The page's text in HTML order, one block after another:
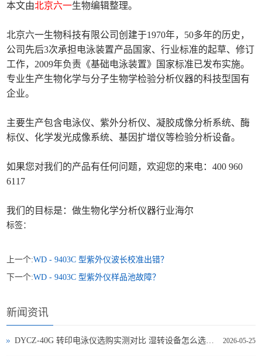
本文由北京六一生物编辑整理。
北京六一生物科技有限公司创建于1970年，50多年的历史，
公司先后3次承担电泳装置产品国家、行业标准的起草、修订
工作，2009年负责《基础电泳装置》国家标准已发布实施。
专业生产生物化学与分子生物学检验分析仪器的科技型国有
企业。
主要生产包含电泳仪、紫外分析仪、凝胶成像分析系统、酶
标仪、化学发光成像系统、基因扩增仪等检验分析设备。
如果您对我们的产品有任何问题，欢迎您的来电：400 960
6117
我们的目标是：做生物化学分析仪器行业海尔
标签：
上一个:WD - 9403C 型紫外仪波长校准出错？
下一个:WD - 9403C 型紫外仪样品池故障？
新闻资讯
2026-05-25
DYCZ-40G 转印电泳仪选购实测对比 湿转设备怎么选不踩坑